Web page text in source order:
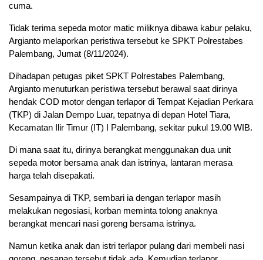
cuma.
Tidak terima sepeda motor matic miliknya dibawa kabur pelaku,
Argianto melaporkan peristiwa tersebut ke SPKT Polrestabes
Palembang, Jumat (8/11/2024).
Dihadapan petugas piket SPKT Polrestabes Palembang,
Argianto menuturkan peristiwa tersebut berawal saat dirinya
hendak COD motor dengan terlapor di Tempat Kejadian Perkara
(TKP) di Jalan Dempo Luar, tepatnya di depan Hotel Tiara,
Kecamatan Ilir Timur (IT) I Palembang, sekitar pukul 19.00 WIB.
Di mana saat itu, dirinya berangkat menggunakan dua unit
sepeda motor bersama anak dan istrinya, lantaran merasa
harga telah disepakati.
Sesampainya di TKP, sembari ia dengan terlapor masih
melakukan negosiasi, korban meminta tolong anaknya
berangkat mencari nasi goreng bersama istrinya.
Namun ketika anak dan istri terlapor pulang dari membeli nasi